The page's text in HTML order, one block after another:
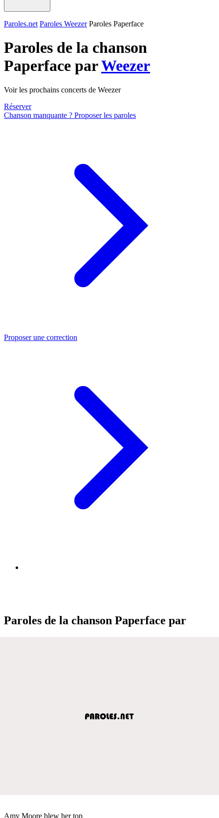
Paroles.net Paroles Weezer Paroles Paperface
Paroles de la chanson
Paperface parWeezer
Voir les prochains concerts de Weezer
Réserver
Chanson manquante ? Proposer les paroles
Proposer une correction
Paroles de la chanson Paperface par
Amy Moore blew her top